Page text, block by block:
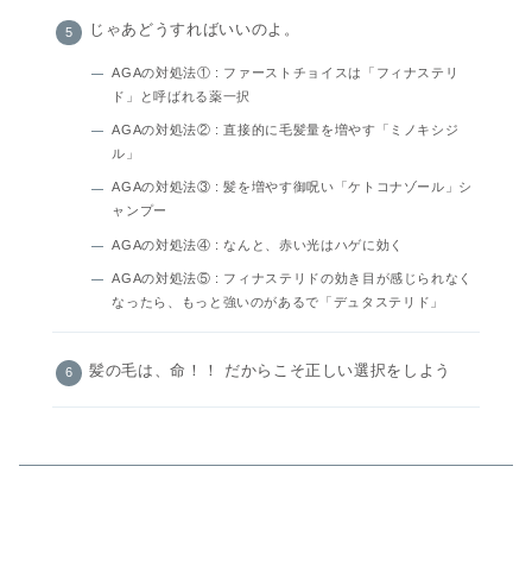
じゃあどうすればいいのよ。
AGAの対処法① : ファーストチョイスは「フィナステリ
ド」と呼ばれる薬一択
AGAの対処法② : 直接的に毛髪量を増やす「ミノキシジ
ル」
AGAの対処法③ : 髪を増やす御呪い「ケトコナゾール」シ
ャンプー
AGAの対処法④ : なんと、赤い光はハゲに効く
AGAの対処法⑤ : フィナステリドの効き目が感じられなく
なったら、もっと強いのがあるで「デュタステリド」
髪の毛は、命！！ だからこそ正しい選択をしよう